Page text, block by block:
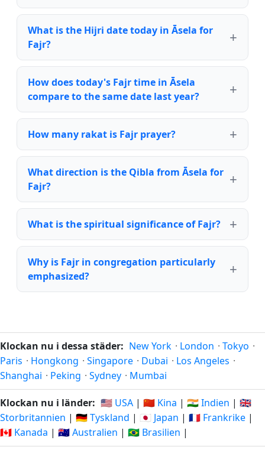
What is the Hijri date today in Āsela for
Fajr?
How does today's Fajr time in Āsela
compare to the same date last year?
How many rakat is Fajr prayer?
What direction is the Qibla from Āsela for
Fajr?
What is the spiritual significance of Fajr?
Why is Fajr in congregation particularly
emphasized?
Klockan nu i dessa städer: New York · London · Tokyo ·
Paris · Hongkong · Singapore · Dubai · Los Angeles ·
Shanghai · Peking · Sydney · Mumbai
Klockan nu i länder: 🇺🇸 USA | 🇨🇳 Kina | 🇮🇳 Indien | 🇬🇧
Storbritannien | 🇩🇪 Tyskland | 🇯🇵 Japan | 🇫🇷 Frankrike |
🇨🇦 Kanada | 🇦🇺 Australien | 🇧🇷 Brasilien |